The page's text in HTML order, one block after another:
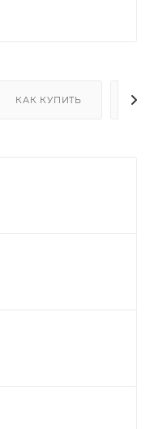
КАК КУПИТЬ